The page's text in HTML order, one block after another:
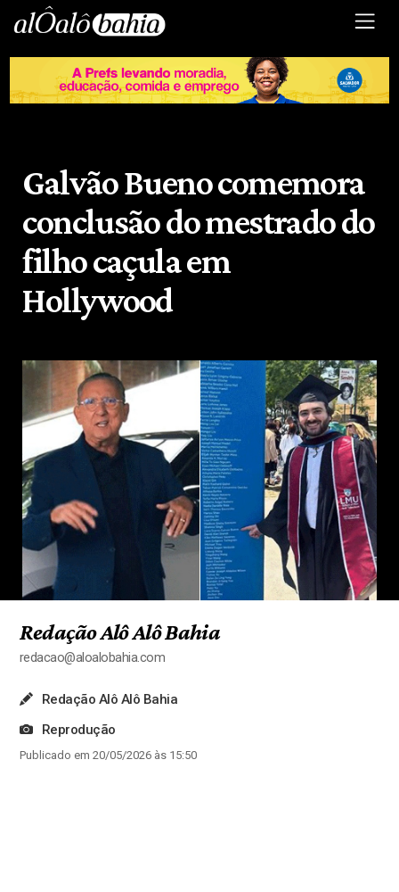
Galvão Bueno comemora
conclusão do mestrado do
filho caçula em
Hollywood
Redação Alô Alô Bahia
redacao@aloalobahia.com
Redação Alô Alô Bahia
Reprodução
Publicado em 20/05/2026 às 15:50